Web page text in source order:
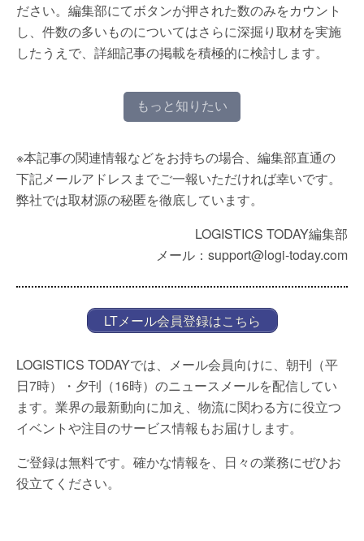
ださい。編集部にてボタンが押された数のみをカウント
し、件数の多いものについてはさらに深掘り取材を実施
したうえで、詳細記事の掲載を積極的に検討します。
もっと知りたい
※本記事の関連情報などをお持ちの場合、編集部直通の
下記メールアドレスまでご一報いただければ幸いです。
弊社では取材源の秘匿を徹底しています。
LOGISTICS TODAY編集部
メール：support@logi-today.com
LTメール会員登録はこちら
LOGISTICS TODAYでは、メール会員向けに、朝刊（平
日7時）・夕刊（16時）のニュースメールを配信してい
ます。業界の最新動向に加え、物流に関わる方に役立つ
イベントや注目のサービス情報もお届けします。
ご登録は無料です。確かな情報を、日々の業務にぜひお
役立てください。